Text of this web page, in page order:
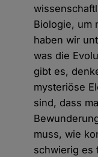
Biologie, um
haben wir
was die
gibt es,
mysteriöse
sind, dass
muss, wie
schwierig es